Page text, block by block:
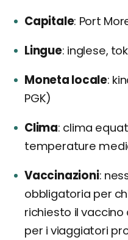
Capitale Port
Lingue inglese,
Moneta locale
PGK)
Clima clima
temperature
Vaccinazioni
obbligatoria per
richiesto il
per i viaggiatori